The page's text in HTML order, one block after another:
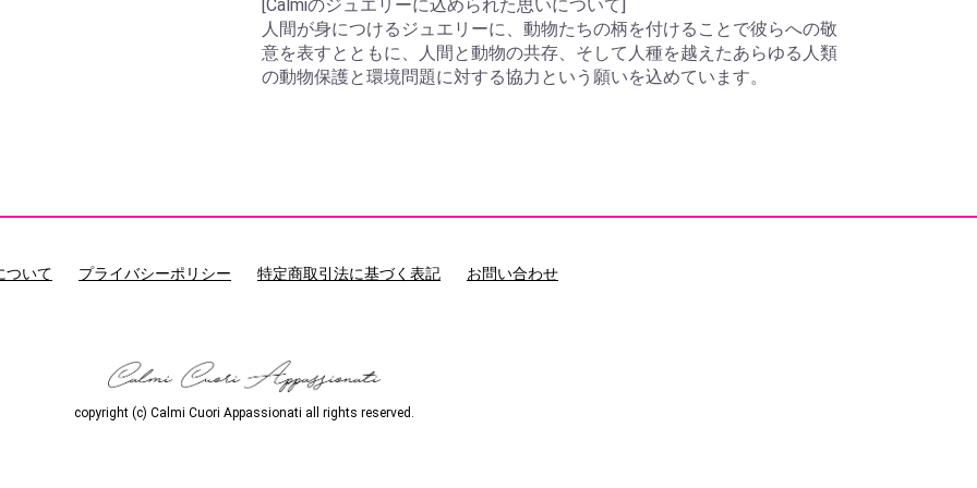
[Calmiのジュエリーに込められた思いについて]
人間が身につけるジュエリーに、動物たちの柄を付けることで彼らへの敬
意を表すとともに、人間と動物の共存、そして人種を越えたあらゆる人類
の動物保護と環境問題に対する協力という願いを込めています。
ついて プライバシーポリシー 特定商取引法に基づく表記 お問い合わせ
copyright (c) Calmi Cuori Appassionati all rights reserved.